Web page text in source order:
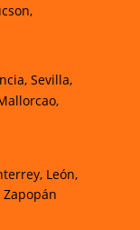
Sevilla,
o,
León,
Zapopán